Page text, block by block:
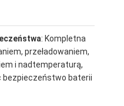
: Kompletna
przeładowaniem,
i nadtemperaturą,
bezpieczeństwo baterii